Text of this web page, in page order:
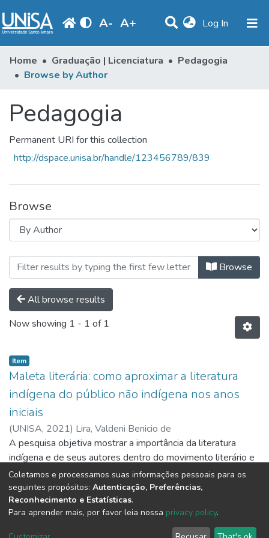
A- A+ Log In (current)
Communities & Collections
Produção Docente
Periodicals
Home Graduação | Licenciatura
Pedagogia
Browse by Author
Pedagogia
Permanent URI for this collection
http://dspace.unisa.br/handle/123456789/839
Browse
Browsing Pedagogia by Author
Browse
All browse results
Now showing 1 - 1 of 1
Item
Maleta literária: como aproximar a literatura
indígena do público não indígena nos anos
iniciais
(UNISA, 2021) Lira, Valdeni Benicio de
A pesquisa objetiva mostrar a importância da literatura
indígena e de seus autores dentro do movimento literário e
a necessidade de trazê-la para a prática cotidiana do público
não indígena nos anos iniciais.
Show more
DSpace software copyright © 2002-2026 LYRASIS
Coletamos e processamos suas informações pessoais para os
seguintes propósitos: Autenticação, Preferências,
Reconhecimento e Estatísticas.
Para aprender mais, por favor leia nossa privacy policy.